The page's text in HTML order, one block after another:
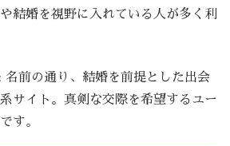
結婚を視野に入れている人が多く利
前の通り、結婚を前提とした出会
サイト。真剣な交際を希望するユー
す。